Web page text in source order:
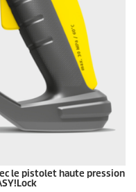
le pistolet haute pression